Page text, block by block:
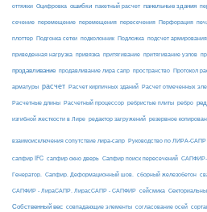
оттяжки Оцифровка ошибки пакетный расчет панельные здания
сечение перемещение перемещения пересечения Перфорация
плоттер Подгонка сетки подколонник Подложка подсчет армирования
приведенная нагрузка привязка притягивание притягивание узлов
продавливание продавливание лира сапр пространство Протокол
арматуры расчет Расчет кирпичных зданий Расчет отмеченных
Расчетные длины Расчетный процессор ребристые плиты ребро
изгибной жесткости в Лире редактор загружений резервное
взаимоисключения сопутствие лира-сапр Руководство по ЛИРА-САПР
сапфир IFC сапфир окно дверь Сапфир поиск пересечений
Генератор. Сапфир. Деформационный шов. сборный железобетон
САПФИР - ЛираСАПР. ЛирасСАПР - САПФИР сейсмика
Собственный вес совпадающие элементы согласование осей